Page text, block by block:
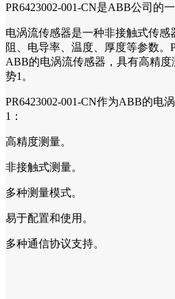
PR6423002-001-CN是ABB公司的
电涡流传感器是一种非接触式传
阻、电导率、温度、厚度等参数。
ABB的电涡流传感器，具有高精
势1。
PR6423002-001-CN作为ABB的电
1：
高精度测量。
非接触式测量。
多种测量模式。
易于配置和使用。
多种通信协议支持。